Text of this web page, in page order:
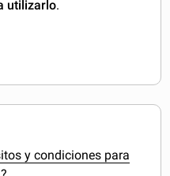
utilizarlo.
y condiciones para